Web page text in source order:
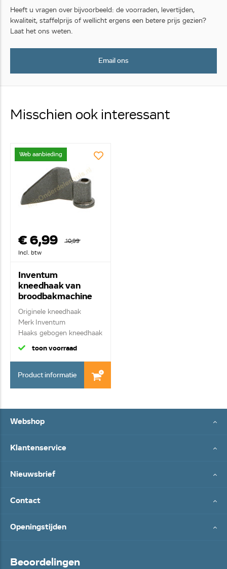
Heeft u vragen over bijvoorbeeld: de voorraden, levertijden,
kwaliteit, staffelprijs of wellicht ergens een betere prijs gezien?
Laat het ons weten.
Email ons
Misschien ook interessant
Web aanbieding
€ 6,99
10,99
Incl. btw
Inventum
kneedhaak van
broodbakmachine
20700900004
Originele kneedhaak
Merk Inventum
Haaks gebogen kneedhaak
toon voorraad
Product informatie
Webshop
Klantenservice
Nieuwsbrief
Contact
Openingstijden
Beoordelingen